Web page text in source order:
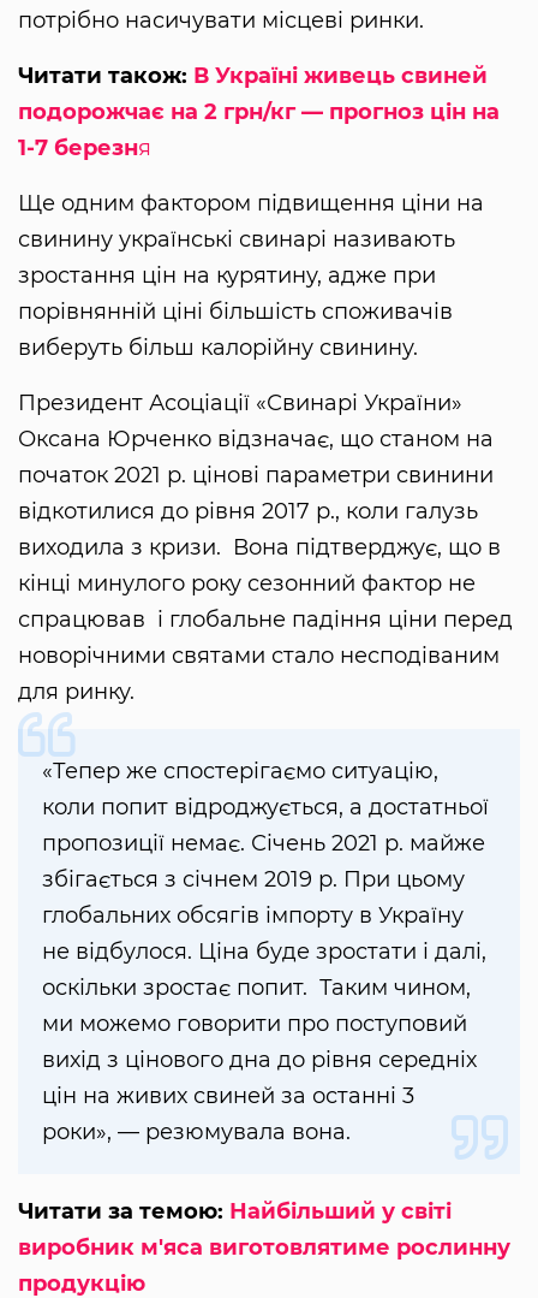
потрібно насичувати місцеві ринки.
Читати також: В Україні живець свиней
подорожчає на 2 грн/кг — прогноз цін на
1-7 березня
Ще одним фактором підвищення ціни на
свинину українські свинарі називають
зростання цін на курятину, адже при
порівнянній ціні більшість споживачів
виберуть більш калорійну свинину.
Президент Асоціації «Свинарі України»
Оксана Юрченко відзначає, що станом на
початок 2021 р. цінові параметри свинини
відкотилися до рівня 2017 р., коли галузь
виходила з кризи. Вона підтверджує, що в
кінці минулого року сезонний фактор не
спрацював і глобальне падіння ціни перед
новорічними святами стало несподіваним
для ринку.
«Тепер же спостерігаємо ситуацію,
коли попит відроджується, а достатньої
пропозиції немає. Січень 2021 р. майже
збігається з січнем 2019 р. При цьому
глобальних обсягів імпорту в Україну
не відбулося. Ціна буде зростати і далі,
оскільки зростає попит. Таким чином,
ми можемо говорити про поступовий
вихід з цінового дна до рівня середніх
цін на живих свиней за останні 3
роки», — резюмувала вона.
Читати за темою: Найбільший у світі
виробник м'яса виготовлятиме рослинну
продукцію